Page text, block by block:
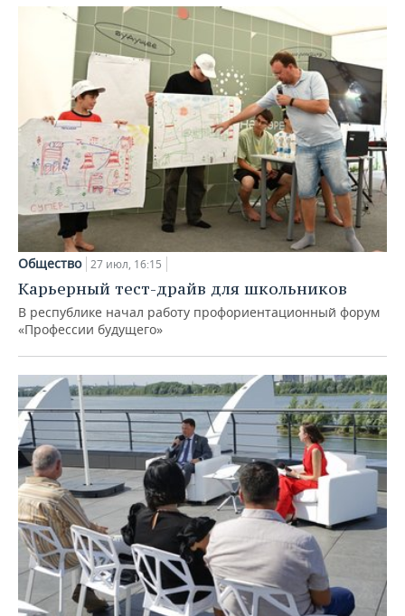
Общество 27 июл, 16:15
Карьерный тест-драйв для школьников
В республике начал работу профориентационный форум
«Профессии будущего»